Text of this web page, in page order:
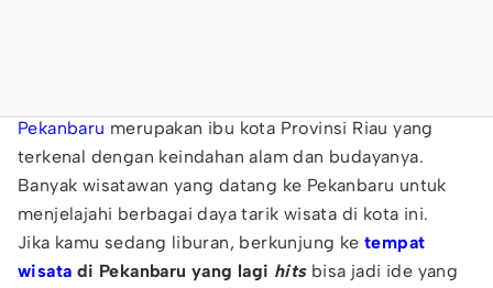
Pekanbaru merupakan ibu kota Provinsi Riau yang
terkenal dengan keindahan alam dan budayanya.
Banyak wisatawan yang datang ke Pekanbaru untuk
menjelajahi berbagai daya tarik wisata di kota ini.
Jika kamu sedang liburan, berkunjung ke tempat
wisata di Pekanbaru yang lagi hitsbisa jadi ide yang